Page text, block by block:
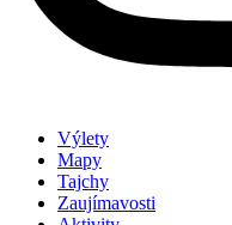
Výlety
Mapy
Tajchy
Zaujímavosti